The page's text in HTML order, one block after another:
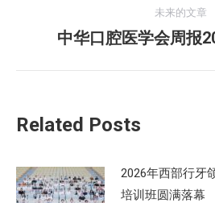
文
章：
未来的文章
未
中华口腔医学会周报
Related Posts
2026年西部行牙
培训班圆满落幕